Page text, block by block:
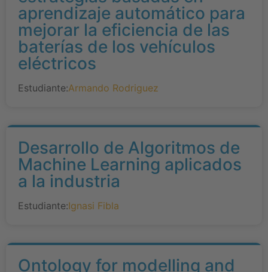
aprendizaje automático para
mejorar la eficiencia de las
baterías de los vehículos
eléctricos
Estudiante:Armando Rodriguez
Desarrollo de Algoritmos de
Machine Learning aplicados
a la industria
Estudiante:Ignasi Fibla
Ontology for modelling and